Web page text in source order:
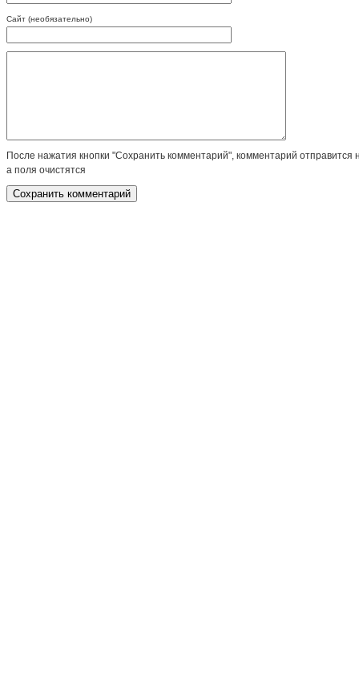
Сайт (необязательно)
После нажатия кнопки "Сохранить комментарий", комментарий отправится
а поля очистятся